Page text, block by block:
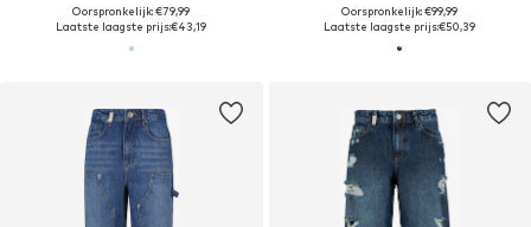
Oorspronkelijk: €79,99
Laatste laagste prijs:€43,19
Oorspronkelijk: €99,99
Laatste laagste prijs:€50,39